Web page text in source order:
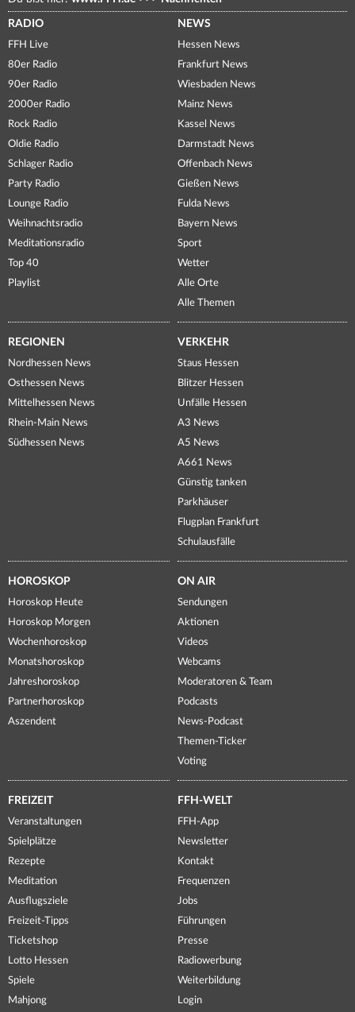
RADIO
FFH Live
80er Radio
90er Radio
2000er Radio
Rock Radio
Oldie Radio
Schlager Radio
Party Radio
Lounge Radio
Weihnachtsradio
Meditationsradio
Top 40
Playlist
NEWS
Hessen News
Frankfurt News
Wiesbaden News
Mainz News
Kassel News
Darmstadt News
Offenbach News
Gießen News
Fulda News
Bayern News
Sport
Wetter
Alle Orte
Alle Themen
REGIONEN
Nordhessen News
Osthessen News
Mittelhessen News
Rhein-Main News
Südhessen News
VERKEHR
Staus Hessen
Blitzer Hessen
Unfälle Hessen
A3 News
A5 News
A661 News
Günstig tanken
Parkhäuser
Flugplan Frankfurt
Schulausfälle
HOROSKOP
Horoskop Heute
Horoskop Morgen
Wochenhoroskop
Monatshoroskop
Jahreshoroskop
Partnerhoroskop
Aszendent
ON AIR
Sendungen
Aktionen
Videos
Webcams
Moderatoren & Team
Podcasts
News-Podcast
Themen-Ticker
Voting
FREIZEIT
Veranstaltungen
Spielplätze
Rezepte
Meditation
Ausflugsziele
Freizeit-Tipps
Ticketshop
Lotto Hessen
Spiele
Mahjong
FFH-WELT
FFH-App
Newsletter
Kontakt
Frequenzen
Jobs
Führungen
Presse
Radiowerbung
Weiterbildung
Login